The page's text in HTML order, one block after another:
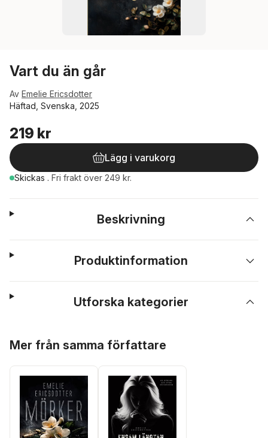
Vart du än går
Av Emelie Ericsdotter
Häftad, Svenska, 2025
219 kr
Lägg i varukorg
Skickas . Fri frakt över 249 kr.
Beskrivning
Produktinformation
Utforska kategorier
Mer från samma författare